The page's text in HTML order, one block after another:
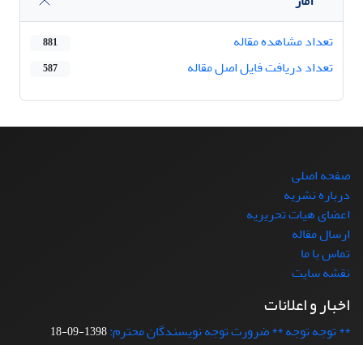
تعداد مشاهده مقاله
881
تعداد دریافت فایل اصل مقاله 587
صفحه اصلی
درباره نشریه
اعضای هیات تحریریه
ارسال مقاله
تماس با ما
نقشه سایت
اخبار و اعلانات
** توجه توجه ** ضرورت توجه نویسندگان محترم:1398-09-18